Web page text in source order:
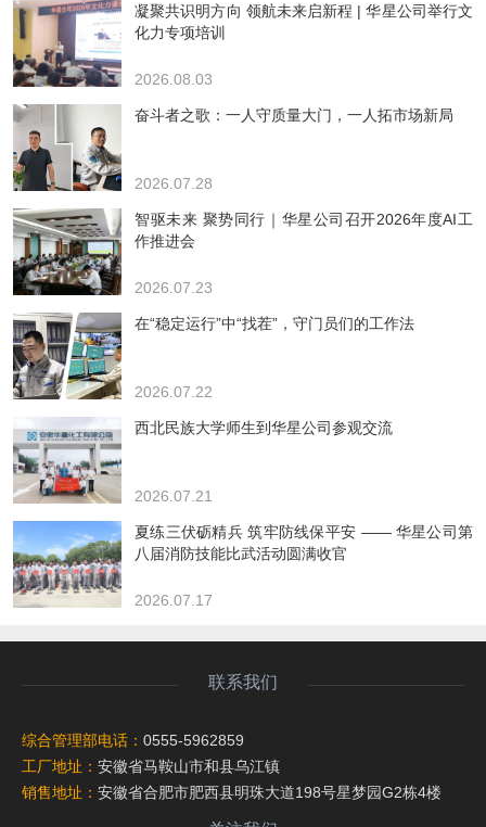
凝聚共识明方向 领航未来启新程 | 华星公司举行文
化力专项培训
2026.08.03
奋斗者之歌：一人守质量大门，一人拓市场新局
2026.07.28
智驱未来 聚势同行｜华星公司召开2026年度AI工
作推进会
2026.07.23
在“稳定运行”中“找茬”，守门员们的工作法
2026.07.22
西北民族大学师生到华星公司参观交流
2026.07.21
夏练三伏砺精兵 筑牢防线保平安 —— 华星公司第
八届消防技能比武活动圆满收官
2026.07.17
联系我们
综合管理部电话： 0555-5962859
工厂地址： 安徽省马鞍山市和县乌江镇
销售地址： 安徽省合肥市肥西县明珠大道198号星梦园G2栋4楼